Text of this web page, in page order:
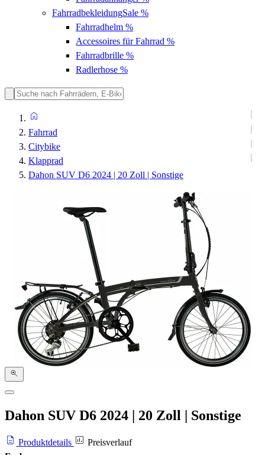
FahrradbekleidungSale %
Fahrradhelm %
Accessoires für Fahrrad %
Fahrradbrille %
Radlerhose %
Fahrrad
Citybike
Klapprad
Dahon SUV D6 2024 | 20 Zoll | Sonstige
Dahon SUV D6 2024 | 20 Zoll | Sonstige
Produktdetails
Preisverlauf